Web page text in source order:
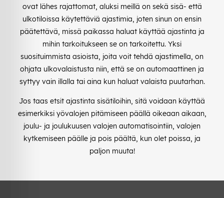
ovat lähes rajattomat, aluksi meillä on sekä sisä- että
ulkotiloissa käytettäviä ajastimia, joten sinun on ensin
päätettävä, missä paikassa haluat käyttää ajastinta ja
mihin tarkoitukseen se on tarkoitettu. Yksi
suosituimmista asioista, joita voit tehdä ajastimella, on
ohjata ulkovalaistusta niin, että se on automaattinen ja
syttyy vain illalla tai aina kun haluat valaista puutarhan.
Jos taas etsit ajastinta sisätiloihin, sitä voidaan käyttää
esimerkiksi yövalojen pitämiseen päällä oikeaan aikaan,
joulu- ja joulukuusen valojen automatisointiin, valojen
kytkemiseen päälle ja pois päältä, kun olet poissa, ja
paljon muuta!